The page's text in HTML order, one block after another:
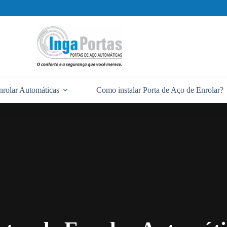
Automáticas Como instalar Porta de Aço de Enrolar?